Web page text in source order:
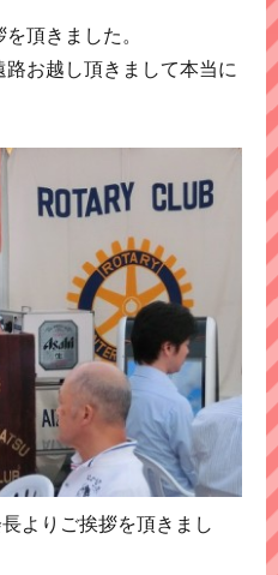
頂きました。
お越し頂きまして本当に
よりご挨拶を頂きまし